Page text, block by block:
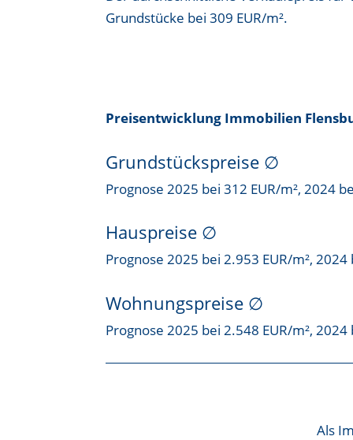
Grundstücke bei309 EUR/m².
Preisentwicklung Immobilien
Grundstückspreise ∅
Prognose 2025 bei 312 EUR/m², 2024
Hauspreise ∅
Prognose 2025 bei 2.953 EUR/m²,
Wohnungspreise ∅
Prognose 2025 bei 2.548 EUR/m²,
Als